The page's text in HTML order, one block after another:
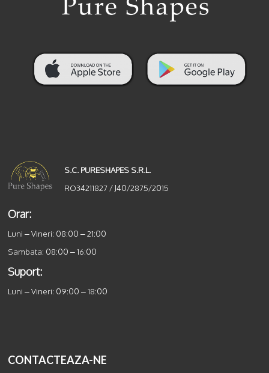
S.C. PURESHAPES S.R.L.
RO34211827 / J40/2875/2015
Orar:
Luni – Vineri: 08:00 – 21:00
Sambata: 08:00 – 16:00
Suport:
Luni – Vineri: 09:00 – 18:00
CONTACTEAZA-NE